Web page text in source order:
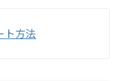
ト方法